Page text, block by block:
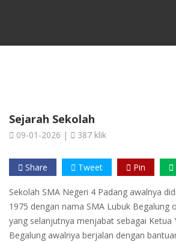
Sejarah Sekolah
09-01-2026 | 387 klik
Share Tweet Pin
Sekolah SMA Negeri 4 Padang awalnya
1975 dengan nama SMA Lubuk Begalung
yang selanjutnya menjabat sebagai Ketua
Begalung awalnya berjalan dengan